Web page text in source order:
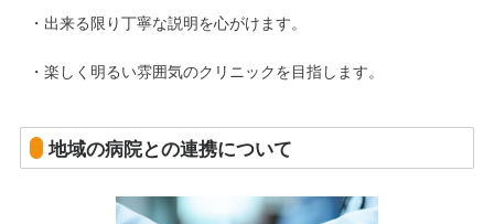
・出来る限り丁寧な説明を心がけます。
・楽しく明るい雰囲気のクリニックを目指します。
地域の病院との連携について